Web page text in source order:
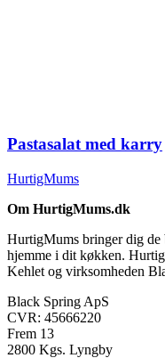
Pastasalat med karry
HurtigMums
Om HurtigMums.dk
HurtigMums bringer dig de
hjemme i dit køkken.
Kehlet og virksomheden
Black Spring ApS
CVR: 45666220
Frem 13
2800 Kgs. Lyngby